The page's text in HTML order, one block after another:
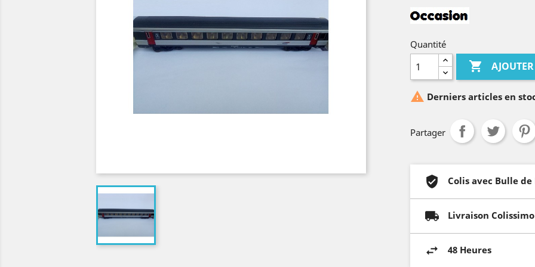
Quantité

 Derniers articles en
Partager
Colis avec Bulle
Livraison Colissimo
48 Heures